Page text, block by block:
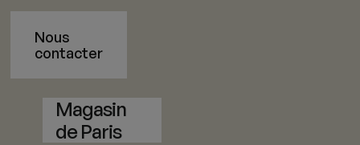
Nous
contacter
Magasin
de Paris